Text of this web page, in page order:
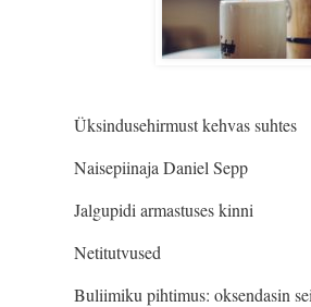
Üksindusehirmust kehvas suhtes
Naisepiinaja Daniel Sepp
Jalgupidi armastuses kinni
Netitutvused
Buliimiku pihtimus: oksendasin